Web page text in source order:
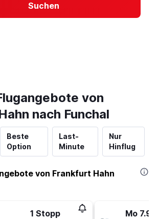
Suchen
von
nach Funchal
Beste
Option
Last-
Minute
Nur
Hinflug
von Frankfurt Hahn
1 Stopp Mo 7.9.